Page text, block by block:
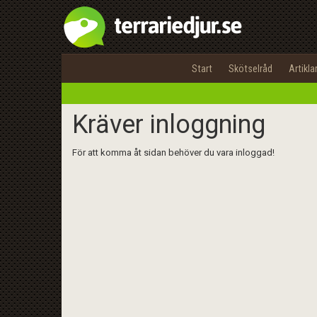
Start Skötselråd Artiklar
Kräver inloggning
För att komma åt sidan behöver du vara inloggad!